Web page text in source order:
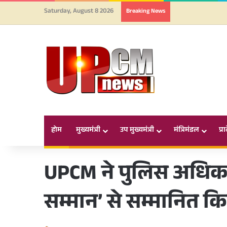
Saturday, August 8 2026 Breaking News
होम मुख्यमंत्री उप मुख्यमंत्री मंत्रिमंडल
UPCM ने पुलिस
सम्मान’ से सम्मानित